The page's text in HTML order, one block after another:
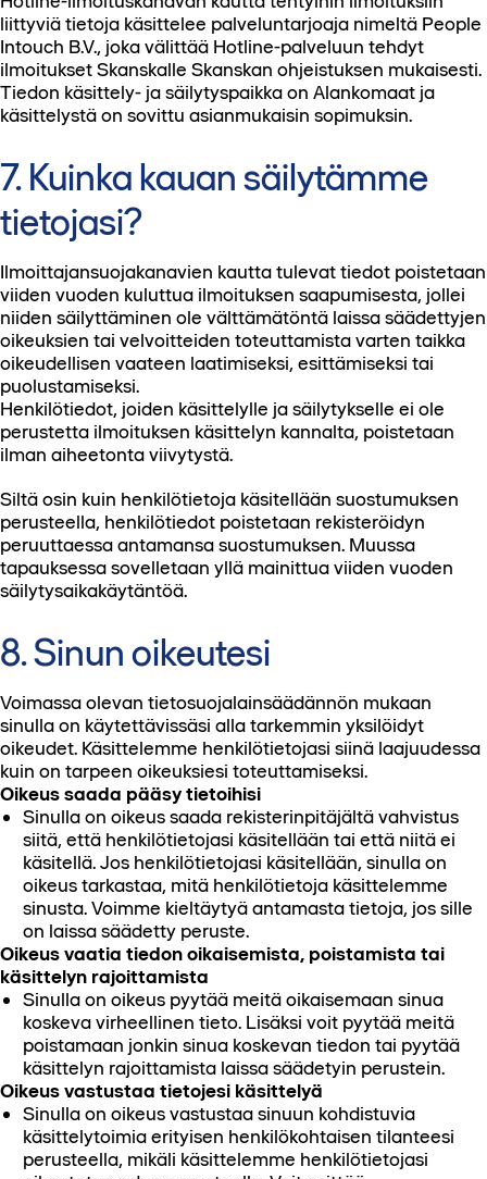
liittyviä tietoja käsittelee palveluntarjoaja nimeltä People
Intouch B.V., joka välittää Hotline-palveluun tehdyt
ilmoitukset Skanskalle Skanskan ohjeistuksen mukaisesti.
Tiedon käsittely- ja säilytyspaikka on Alankomaat ja
käsittelystä on sovittu asianmukaisin sopimuksin.
7. Kuinka kauan säilytämme
tietojasi?
Ilmoittajansuojakanavien kautta tulevat tiedot poistetaan
viiden vuoden kuluttua ilmoituksen saapumisesta, jollei
niiden säilyttäminen ole välttämätöntä laissa säädettyjen
oikeuksien tai velvoitteiden toteuttamista varten taikka
oikeudellisen vaateen laatimiseksi, esittämiseksi tai
puolustamiseksi.
Henkilötiedot, joiden käsittelylle ja säilytykselle ei ole
perustetta ilmoituksen käsittelyn kannalta, poistetaan
ilman aiheetonta viivytystä.
Siltä osin kuin henkilötietoja käsitellään suostumuksen
perusteella, henkilötiedot poistetaan rekisteröidyn
peruuttaessa antamansa suostumuksen. Muussa
tapauksessa sovelletaan yllä mainittua viiden vuoden
säilytysaikakäytäntöä.
8. Sinun oikeutesi
Voimassa olevan tietosuojalainsäädännön mukaan
sinulla on käytettävissäsi alla tarkemmin yksilöidyt
oikeudet. Käsittelemme henkilötietojasi siinä laajuudessa
kuin on tarpeen oikeuksiesi toteuttamiseksi.
Oikeus saada pääsy tietoihisi
Sinulla on oikeus saada rekisterinpitäjältä vahvistus
siitä, että henkilötietojasi käsitellään tai että niitä ei
käsitellä. Jos henkilötietojasi käsitellään, sinulla on
oikeus tarkastaa, mitä henkilötietoja käsittelemme
sinusta. Voimme kieltäytyä antamasta tietoja, jos sille
on laissa säädetty peruste.
Oikeus vaatia tiedon oikaisemista, poistamista tai
käsittelyn rajoittamista
Sinulla on oikeus pyytää meitä oikaisemaan sinua
koskeva virheellinen tieto. Lisäksi voit pyytää meitä
poistamaan jonkin sinua koskevan tiedon tai pyytää
käsittelyn rajoittamista laissa säädetyin perustein.
Oikeus vastustaa tietojesi käsittelyä
Sinulla on oikeus vastustaa sinuun kohdistuvia
käsittelytoimia erityisen henkilökohtaisen tilanteesi
perusteella, mikäli käsittelemme henkilötietojasi